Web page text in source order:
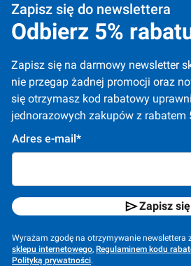
Zapisz się do newslettera
Odbierz 5%
Zapisz się na darmowy newsletter
nie przegap żadnej promocji oraz
się otrzymasz kod rabatowy
jednorazowych zakupów z rabatem
Adres e-mail*
Zapisz się
Wyrażam zgodę na otrzymywanie newslettera
sklepu internetowego, Regulaminem kodu
Polityką prywatności.